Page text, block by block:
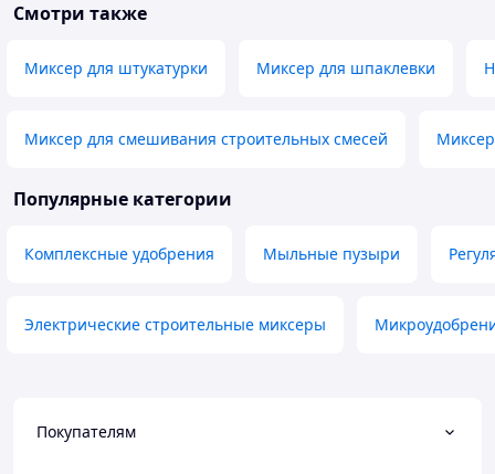
Смотри также
Миксер для штукатурки Миксер для шпаклевки
Миксер для смешивания строительных смесей
Популярные категории
Комплексные удобрения Мыльные пузыри
Электрические строительные миксеры
Покупателям